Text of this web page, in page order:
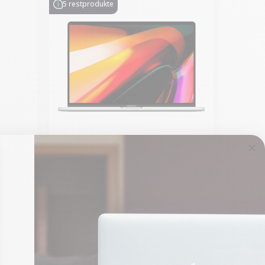
i5
5 restprodukte